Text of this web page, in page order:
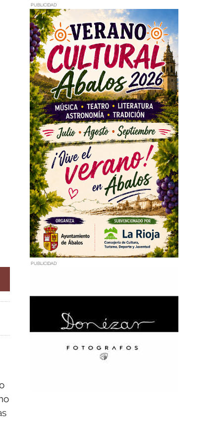
PUBLICIDAD
PUBLICIDAD